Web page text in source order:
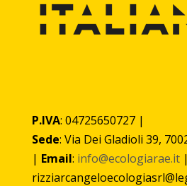
P.IVA: 04725650727 |
Sede: Via Dei Gladioli 39,
| Email: info@ecologiarae.it|